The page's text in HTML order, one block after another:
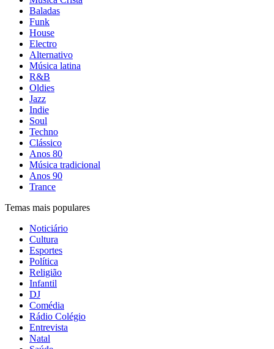
Baladas
Funk
House
Electro
Alternativo
Música latina
R&B
Oldies
Jazz
Indie
Soul
Techno
Clássico
Anos 80
Música tradicional
Anos 90
Trance
Temas mais populares
Noticiário
Cultura
Esportes
Política
Religião
Infantil
DJ
Comédia
Rádio Colégio
Entrevista
Natal